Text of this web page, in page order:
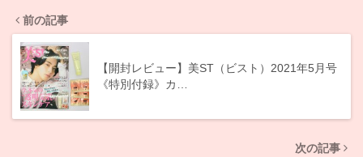
前の記事
【開封レビュー】美ST（ビスト）2021年5月号
《特別付録》カ…
次の記事